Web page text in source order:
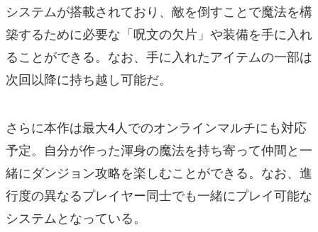
システムが搭載されており、敵を倒すことで魔法を構
築するために必要な「呪文の欠片」や装備を手に入れ
ることができる。なお、手に入れたアイテムの一部は
次回以降に持ち越し可能だ。
さらに本作は最大4人でのオンラインマルチにも対応
予定。自分が作った渾身の魔法を持ち寄って仲間と一
緒にダンジョン攻略を楽しむことができる。なお、進
行度の異なるプレイヤー同士でも一緒にプレイ可能な
システムとなっている。